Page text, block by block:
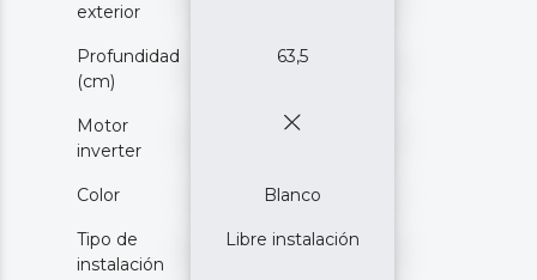
exterior
Profundidad
(cm)
63,5
Motor
inverter
Color Blanco
Tipo de
instalación
Libre instalación